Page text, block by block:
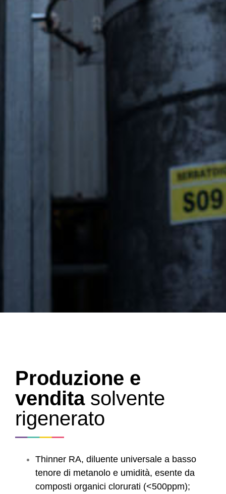
Produzione e
venditasolvente
rigenerato
Thinner RA, diluente universale a basso
tenore di metanolo e umidità, esente da
composti organici clorurati (<500ppm);